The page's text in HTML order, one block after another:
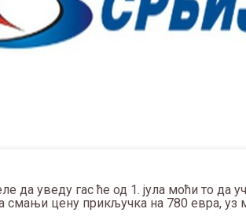
да уведу гас ће од 1. јула моћи то да
смањи цену прикључка на 780 евра, уз